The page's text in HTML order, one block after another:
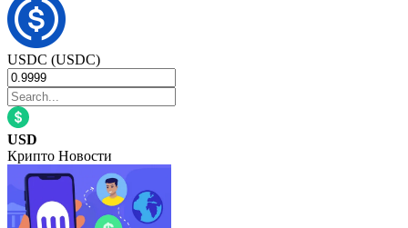
USDC (USDC)
USD
Крипто Новости